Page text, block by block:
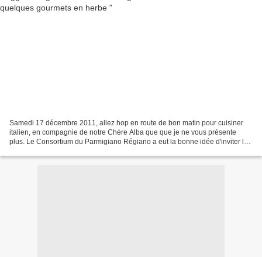
Samedi 17 décembre 2011, allez hop en route de bon matin pour cuisiner
italien, en compagnie de notre Chère Alba que que je ne vous présente
plus. Le Consortium du Parmigiano Régiano a eut la bonne idée d'inviter les